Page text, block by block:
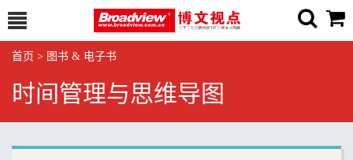
首页 > 图书 & 电子书
时间管理与思维导图